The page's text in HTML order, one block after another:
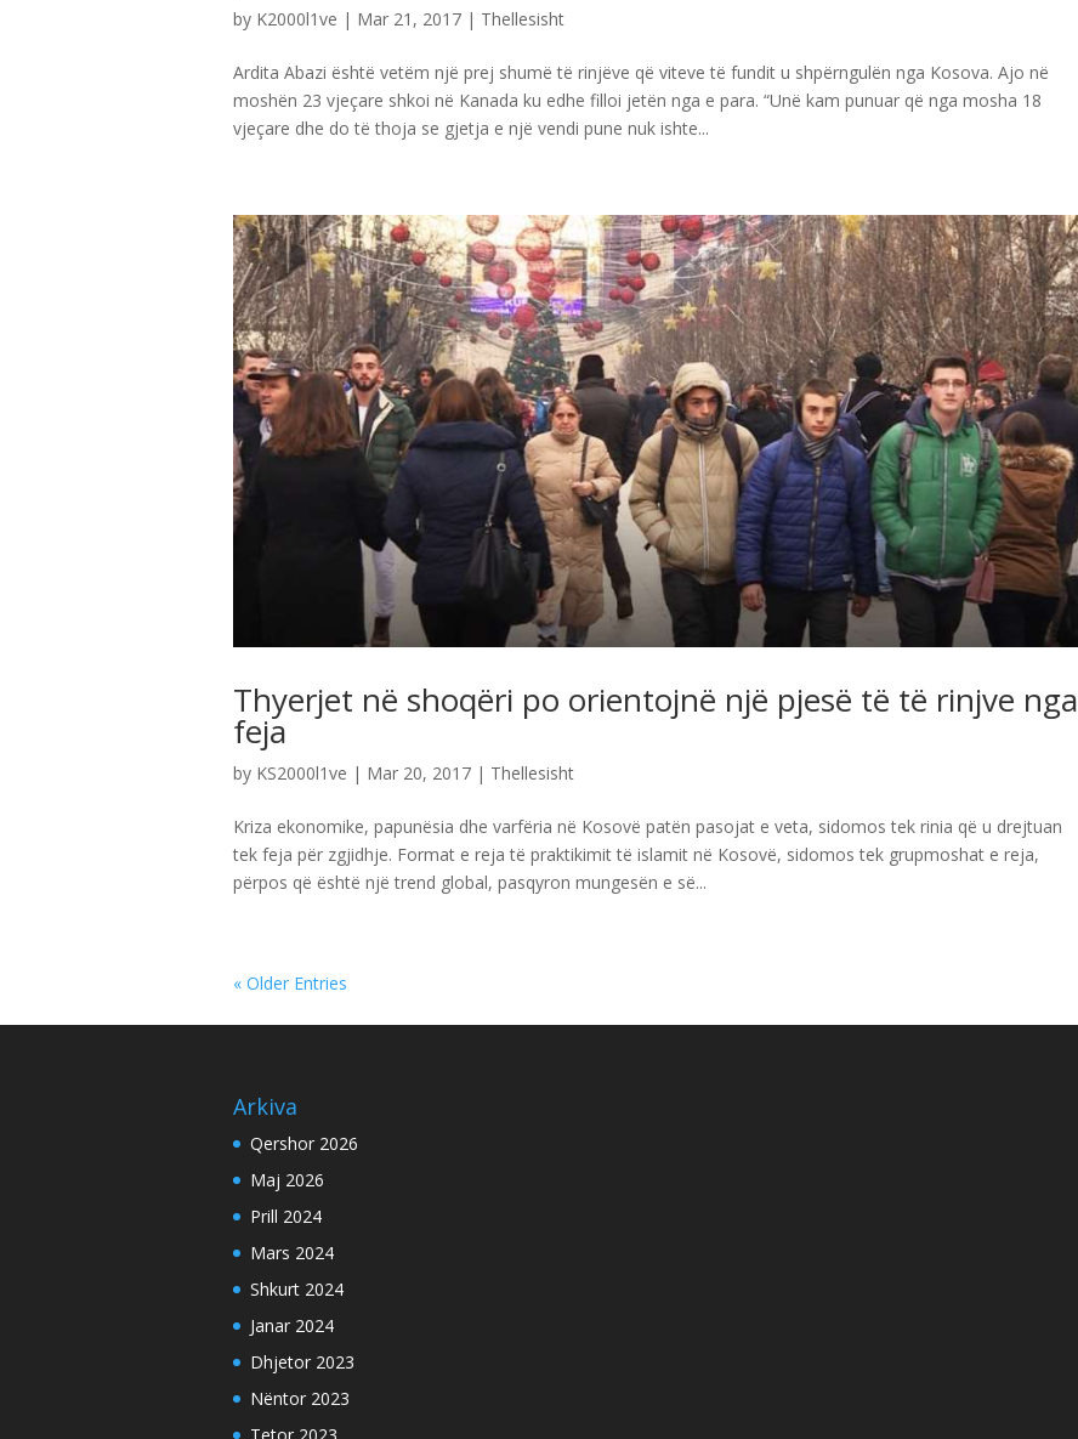
by K2000l1ve | Mar 21, 2017 | Thellesisht
Ardita Abazi është vetëm një prej shumë të rinjëve që viteve të fundit u shpërngulën nga Kosova. Ajo në
moshën 23 vjeçare shkoi në Kanada ku edhe filloi jetën nga e para. “Unë kam punuar që nga mosha 18
vjeçare dhe do të thoja se gjetja e një vendi pune nuk ishte...
Thyerjet në shoqëri po orientojnë një pjesë të të rinjve nga
feja
by KS2000l1ve | Mar 20, 2017 | Thellesisht
Kriza ekonomike, papunësia dhe varfëria në Kosovë patën pasojat e veta, sidomos tek rinia që u drejtuan
tek feja për zgjidhje. Format e reja të praktikimit të islamit në Kosovë, sidomos tek grupmoshat e reja,
përpos që është një trend global, pasqyron mungesën e së...
« Older Entries
Arkiva
Qershor 2026
Maj 2026
Prill 2024
Mars 2024
Shkurt 2024
Janar 2024
Dhjetor 2023
Nëntor 2023